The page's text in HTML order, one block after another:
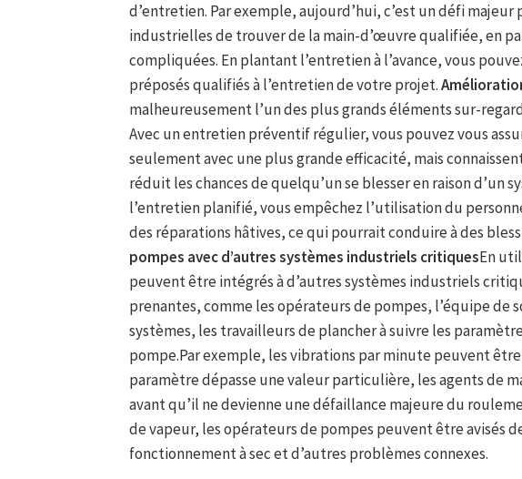
d’entretien. Par exemple, aujourd’hui, c’est un défi majeur
industrielles de trouver de la main-d’œuvre qualifiée, en
compliquées. En plantant l’entretien à l’avance, vous
préposés qualifiés à l’entretien de votre projet.
malheureusement l’un des plus grands éléments sur-
Avec un entretien préventif régulier, vous pouvez vous
seulement avec une plus grande efficacité, mais
réduit les chances de quelqu’un se blesser en raison d’un
l’entretien planifié, vous empêchez l’utilisation du
des réparations hâtives, ce qui pourrait conduire à des
pompes avec d’autres systèmes industriels critiquesEn
peuvent être intégrés à d’autres systèmes industriels
prenantes, comme les opérateurs de pompes, l’équipe de
systèmes, les travailleurs de plancher à suivre les
pompe.Par exemple, les vibrations par minute peuvent
paramètre dépasse une valeur particulière, les agents de
avant qu’il ne devienne une défaillance majeure du
de vapeur, les opérateurs de pompes peuvent être avisés
fonctionnement à sec et d’autres problèmes connexes.